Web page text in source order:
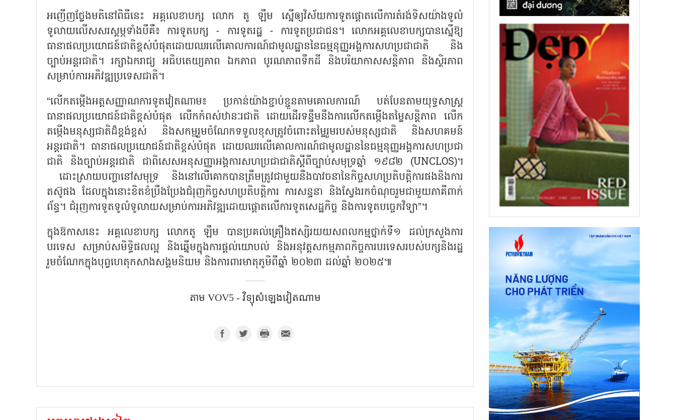
អញើញថ្លែងមតិនៅពិធីនេះ អគ្គលេខាបក្ស លោក តូ ឡឹម ស្នើឲ្យវិស័យការទូតផ្តោតលើការតំរង់ទិសយ៉ាងទូលំ
ទូលាយលើសសរស្តម្ភទាំងបីគឺ៖ ការទូតបក្ស - ការទូតរដ្ឋ - ការទូតប្រជាជន។ លោកអគ្គលេខាបក្សបានស្នើឱ្យ
ធានាផលប្រយោជន៍ជាតិខ្ពស់បំផុតដោយឈរលើគោលការណ៍ជាមូលដ្ឋាននៃធម្មនុញ្ញអង្គការសហប្រជាជាតិ និង
ច្បាប់អន្តរជាតិ។ រក្សាឯករាជ្យ អធិបតេយ្យភាព ឯកភាព បូរណភាពទឹកដី និងបរិយាកាសសន្តិភាព និងស្ថិរភាព
សម្រាប់ការអភិវឌ្ឍប្រទេសជាតិ។
“លើកតម្កើងអត្តសញ្ញាណការទូតវៀតណាម៖ ប្រកាន់យ៉ាងខ្ជាប់ខ្ជួនតាមគោលការណ៍ បត់បែនតាមយុទ្ធសាស្ត្រ
ធានាផលប្រយោជន៍ជាតិខ្ពស់បំផុត លើកកំពស់ឋានៈរជាតិ ដោយដើរទន្ទឹមនឹងការលើកតម្កើងតម្លៃសន្តិភាព លើក
តម្កើងមនុស្សជាតិដ៏ខ្ពង់ខ្ពស់ និងសកម្មរួមចំណែកទទួលខុសត្រូវចំពោះតម្លៃរួមរបស់មនុស្សជាតិ និងសហគមន៍
អន្តរជាតិ។ ធានាផលប្រយោជន៍ជាតិខ្ពស់បំផុត ដោយឈរលើគោលការណ៍ជាមូលដ្ឋាននៃធម្មនុញ្ញអង្គការសហប្រជា
ជាតិ និងច្បាប់អន្តរជាតិ ជាពិសេសអនុសញ្ញាអង្គការសហប្រជាជាតិស្តីពីច្បាប់សមុទ្រឆ្នាំ ១៩៨២ (UNCLOS)។
ដោះស្រាយបញ្ហានៅសមុទ្រ និងនៅលើគោកបានត្រឹមត្រូវជាមួយនឹងបាវចនានៃកិច្ចសហប្រតិបត្តិការផងនិងការ
តស៊ូផង ដែលក្នុងនោះខិតខំប្រឹងប្រែងជំរុញកិច្ចសហប្រតិបត្តិការ ការសន្ទនា និងស្វែងរកចំណុចរួមជាមួយភាគីពាក់
ព័ន្ធ។ ជំរុញការទូតទូលំទូលាយសម្រាប់ការអភិវឌ្ឍដោយផ្តោតលើការទូតសេដ្ឋកិច្ច និងការទូតបច្ចេកវិទ្យា”។
ក្នុងឱកាសនេះ អគ្គលេខាបក្ស លោកតូ ឡឹម បានប្រគល់គ្រឿងឥស្សិរយយសពលកម្មថ្នាក់ទី១ ដល់ក្រសួងការ
បរទេស សម្រាប់សមិទ្ធិផលល្អ និងឆ្នើមក្នុងការផ្តល់យោបល់ និងអនុវត្តសកម្មភាពកិច្ចការបរទេសរបស់បក្សនិងរដ្ឋ
រួមចំណែកក្នុងបុព្វហេតុកសាងសង្គមនិយម និងការពារមាតុភូមិពីឆ្នាំ ២០២៣ ដល់ឆ្នាំ ២០២៥៕
តាម VOV5 - វិទ្យុសំឡេង​វៀតណាម